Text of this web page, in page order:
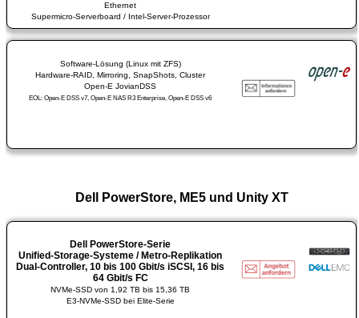
Ethernet
Supermicro-Serverboard / Intel-Server-Prozessor
Software-Lösung (Linux mit ZFS)
Hardware-RAID, Mirroring, SnapShots, Cluster
Open-E JovianDSS
EOL: Open-E DSS v7, Open-E NAS R3 Enterprise, Open-E DSS v6
Dell PowerStore, ME5 und Unity XT
Dell PowerStore-Serie
Unified-Storage-Systeme / Metro-Replikation
Dual-Controller, 10 bis 100 Gbit/s iSCSI, 16 bis
64 Gbit/s FC
NVMe-SSD von 1,92 TB bis 15,36 TB
E3-NVMe-SSD bei Elite-Serie